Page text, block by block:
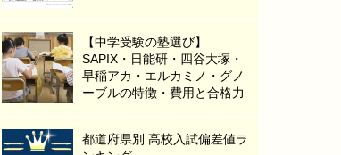
【中学受験の塾選び】
SAPIX・日能研・四谷大塚・
早稲アカ・エルカミノ・グノ
ーブルの特徴・費用と合格力
都道府県別 高校入試偏差値ラ